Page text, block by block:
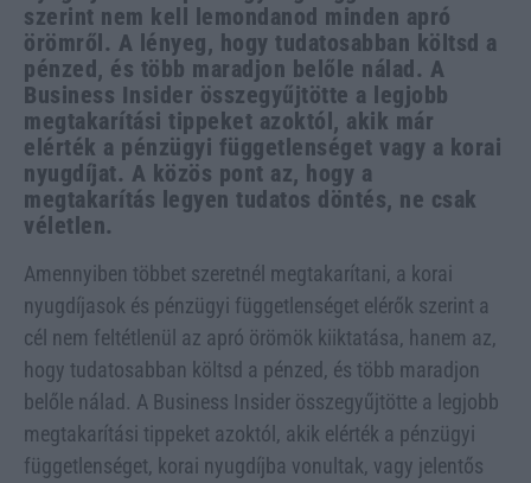
szerint nem kell lemondanod minden apró
örömről. A lényeg, hogy tudatosabban költsd a
pénzed, és több maradjon belőle nálad. A
Business Insider összegyűjtötte a legjobb
megtakarítási tippeket azoktól, akik már
elérték a pénzügyi függetlenséget vagy a korai
nyugdíjat. A közös pont az, hogy a
megtakarítás legyen tudatos döntés, ne csak
véletlen.
Amennyiben többet szeretnél megtakarítani, a korai
nyugdíjasok és pénzügyi függetlenséget elérők szerint a
cél nem feltétlenül az apró örömök kiiktatása, hanem az,
hogy tudatosabban költsd a pénzed, és több maradjon
belőle nálad. A Business Insider összegyűjtötte a legjobb
megtakarítási tippeket azoktól, akik elérték a pénzügyi
függetlenséget, korai nyugdíjba vonultak, vagy jelentős